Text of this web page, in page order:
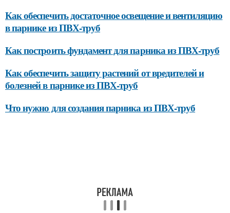
Как обеспечить достаточное освещение и вентиляцию
в парнике из ПВХ-труб
Как построить фундамент для парника из ПВХ-труб
Как обеспечить защиту растений от вредителей и
болезней в парнике из ПВХ-труб
Что нужно для создания парника из ПВХ-труб